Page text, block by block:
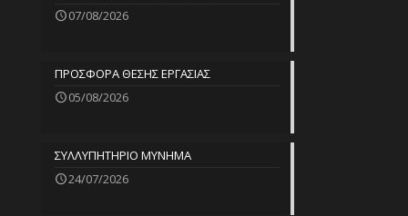
07/08/2026
ΠΡΟΣΦΟΡΑ ΘΕΣΗΣ ΕΡΓΑΣΙΑΣ
05/08/2026
ΣΥΛΛΥΠΗΤΗΡΙΟ ΜΥΝΗΜΑ
24/07/2026